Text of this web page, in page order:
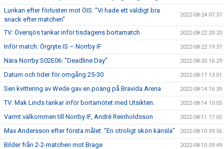
Lunkan efter förlusten mot ÖIS: "Vi hade ett väldigt bra
snack efter matchen"
2022-08-24 07:37
TV: Översjös tankar inför tisdagens bortamatch 2022-08-22 20:20
Inför match: Örgryte IS – Norrby IF 2022-08-22 19:37
Nära Norrby S02E06: "Deadline Day" 2022-08-20 16:29
Datum och tider för omgång 25-30 2022-08-17 13:01
Sen kvittering av Wede gav en poäng på Bravida Arena 2022-08-14 16:39
TV: Mak Linds tankar inför bortamötet med Utsikten. 2022-08-14 10:05
Varmt välkommen till Norrby IF, André Reinholdsson 2022-08-11 17:00
Max Andersson efter första målet: "En otroligt skön känsla" 2022-08-10 09:56
Bilder från 2-2-matchen mot Brage 2022-08-10 09:49